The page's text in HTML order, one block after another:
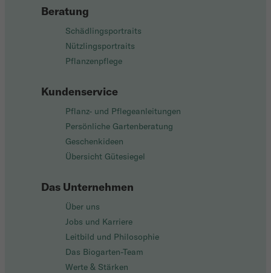
Beratung
Schädlingsportraits
Nützlingsportraits
Pflanzenpflege
Kundenservice
Pflanz- und Pflegeanleitungen
Persönliche Gartenberatung
Geschenkideen
Übersicht Gütesiegel
Das Unternehmen
Über uns
Jobs und Karriere
Leitbild und Philosophie
Das Biogarten-Team
Werte & Stärken